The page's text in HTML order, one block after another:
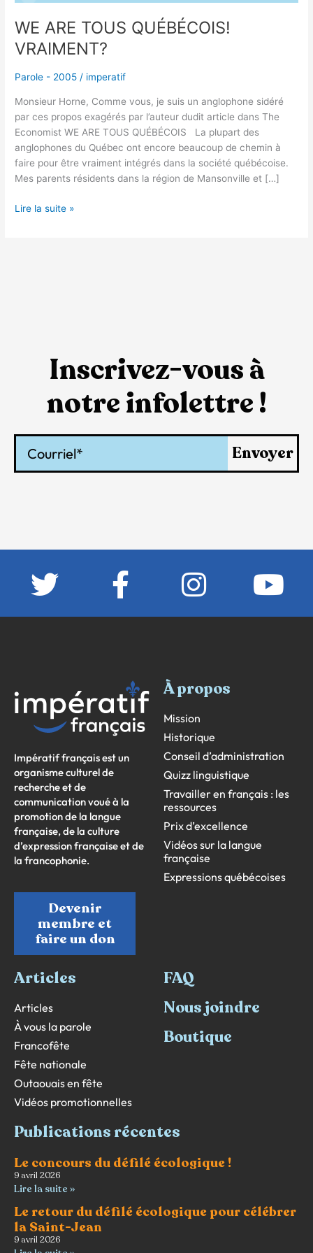
WE ARE TOUS QUÉBÉCOIS!
VRAIMENT?
Parole - 2005 / imperatif
Monsieur Horne, Comme vous, je suis un anglophone sidéré
par ces propos exagérés par l’auteur dudit article dans The
Economist WE ARE TOUS QUÉBÉCOIS La plupart des
anglophones du Québec ont encore beaucoup de chemin à
faire pour être vraiment intégrés dans la société québécoise.
Mes parents résidents dans la région de Mansonville et […]
Lire la suite »
Inscrivez-vous à
notre infolettre !
Envoyer
Impératif français est un
organisme culturel de
recherche et de
communication voué à la
promotion de la langue
française, de la culture
d’expression française et de
la francophonie.
Devenir
membre et
faire un don
À propos
Mission
Historique
Conseil d’administration
Quizz linguistique
Travailler en français : les
ressources
Prix d’excellence
Vidéos sur la langue
française
Expressions québécoises
Articles
Articles
À vous la parole
Francofête
Fête nationale
Outaouais en fête
Vidéos promotionnelles
FAQ
Nous joindre
Boutique
Publications récentes
Le concours du défilé écologique !
9 avril 2026
Lire la suite »
Le retour du défilé écologique pour célébrer
la Saint-Jean
9 avril 2026